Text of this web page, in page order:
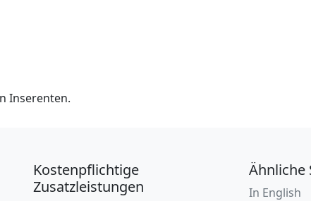
Inserenten.
Kostenpflichtige
Zusatzleistungen
Ähnliche
In English